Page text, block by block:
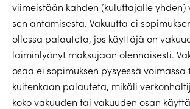
viimeistään kahden (kuluttajalle yhden)
sen antamisesta. Vakuutta ei
ollessa palauteta, jos käyttäjä on
laiminlyönyt maksujaan olennaisesti.
osaa ei sopimuksen pysyessä
kuitenkaan palauteta, mikäli
koko vakuuden tai vakuuden osan